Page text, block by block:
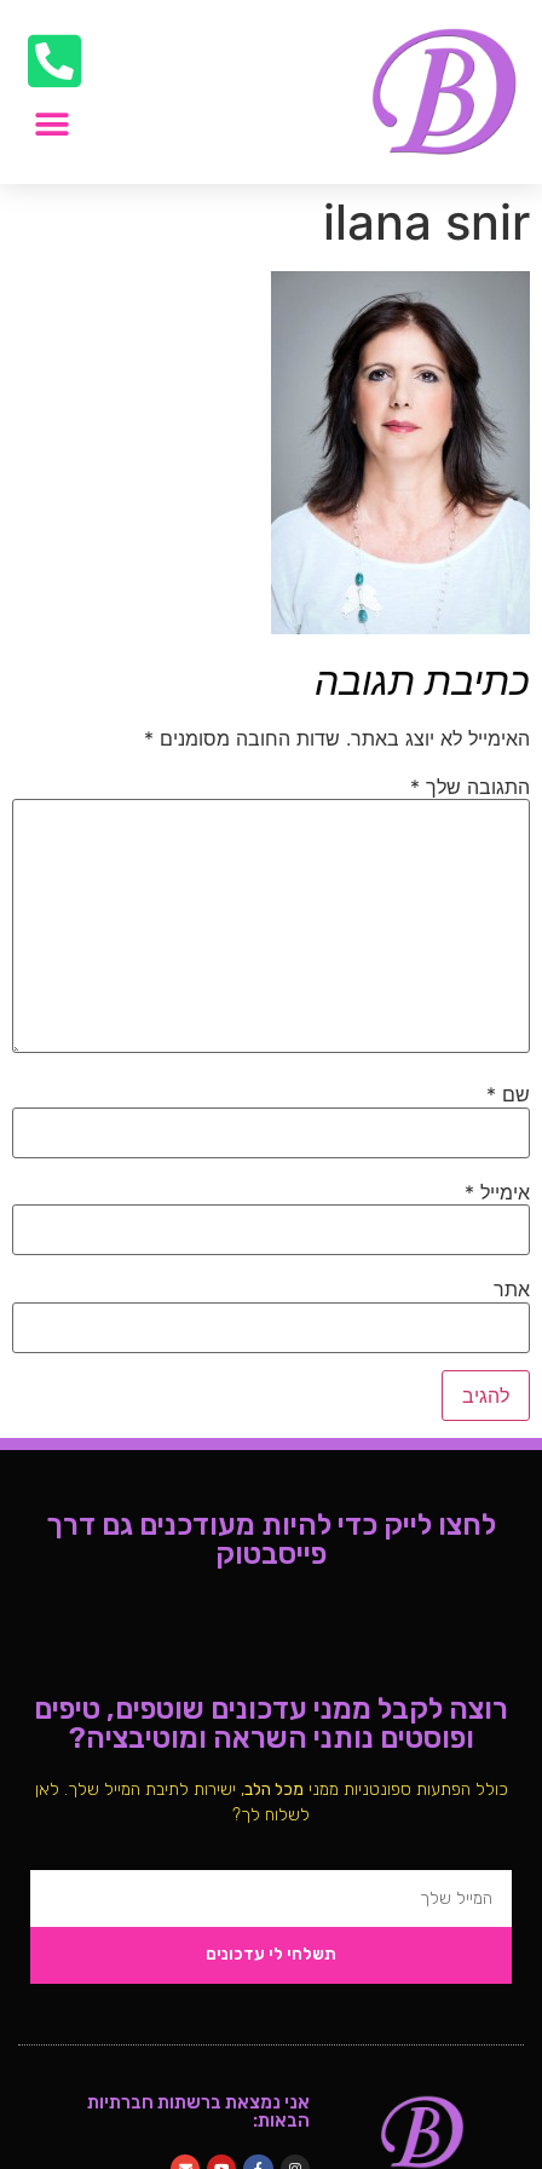
ilana snir
כתיבת תגובה
האימייל לא יוצג באתר. שדות החובה מסומנים *
התגובה שלך *
שם *
אימייל *
אתר
לחצו לייק כדי להיות מעודכנים גם דרך
פייסבטוק
רוצה לקבל ממני עדכונים שוטפים, טיפים
ופוסטים נותני השראה ומוטיבציה?
כולל הפתעות ספונטניות ממני מכל הלב, ישירות לתיבת המייל שלך. לאן
לשלוח לך?
תשלחי לי עדכונים
אני נמצאת ברשתות חברתיות
הבאות: